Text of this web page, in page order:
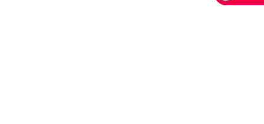
💰